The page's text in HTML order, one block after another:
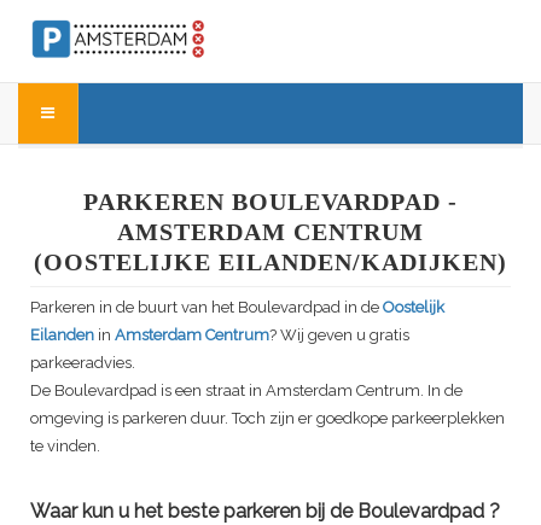
PARKEREN BOULEVARDPAD -
AMSTERDAM CENTRUM
(OOSTELIJKE EILANDEN/KADIJKEN)
Parkeren in de buurt van het Boulevardpad in de Oostelijk
Eilanden in Amsterdam Centrum? Wij geven u gratis
parkeeradvies.
De Boulevardpad is een straat in Amsterdam Centrum. In de
omgeving is parkeren duur. Toch zijn er goedkope parkeerplekken
te vinden.
Waar kun u het beste parkeren bij de Boulevardpad ?